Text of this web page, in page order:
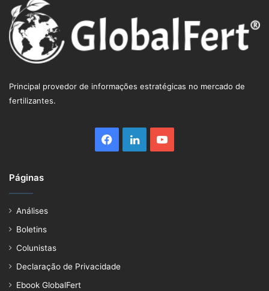
Principal provedor de informações estratégicas no mercado de
fertilizantes.
Facebook
LinkedinYouTube
Páginas
Análises
Boletins
Colunistas
Declaração de Privacidade
Ebook GlobalFert